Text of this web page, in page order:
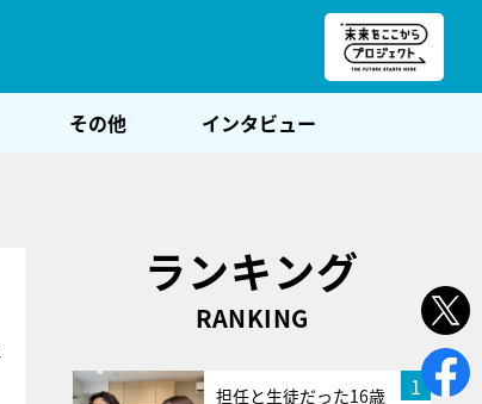
その他 インタビュー
ランキング
RANKING
1
担任と生徒だった16歳